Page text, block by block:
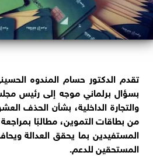
تقدم الدكتور حسام المندوه
بسؤال برلماني موجه إلى رئيس
والتجارة الداخلية، بشأن الحذف
من بطاقات التموين، مطالبًا
المستفيدين بما يحقق العدالة
المستحقين للدعم.